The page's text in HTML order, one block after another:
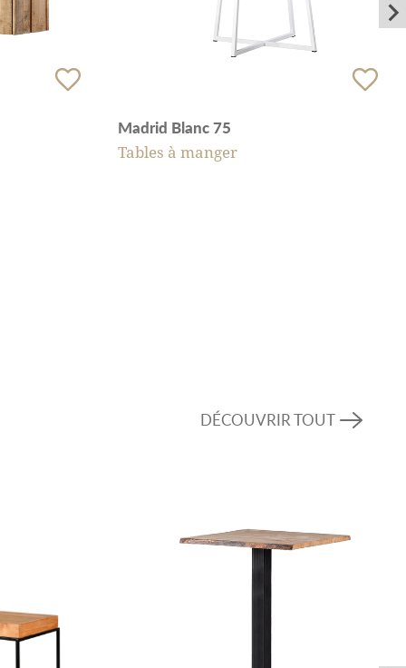
Madrid Blanc 75
Tables à manger
DÉCOUVRIR TOUT